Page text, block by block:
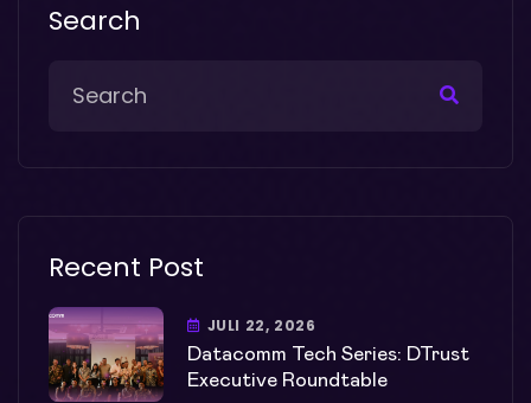
Search
Recent Post
JULI 22, 2026
Datacomm Tech Series: DTrust
Executive Roundtable